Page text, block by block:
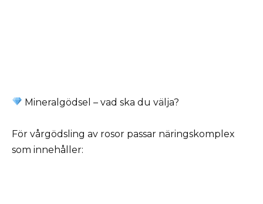
Mineralgödsel – vad ska du välja?
För vårgödsling av rosor passar näringskomplex
som innehåller: